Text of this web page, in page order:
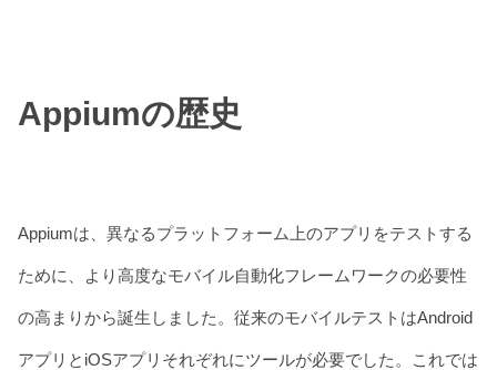
Appiumの歴史
Appiumは、異なるプラットフォーム上のアプリをテストする
ために、より高度なモバイル自動化フレームワークの必要性
の高まりから誕生しました。従来のモバイルテストはAndroid
アプリとiOSアプリそれぞれにツールが必要でした。これでは